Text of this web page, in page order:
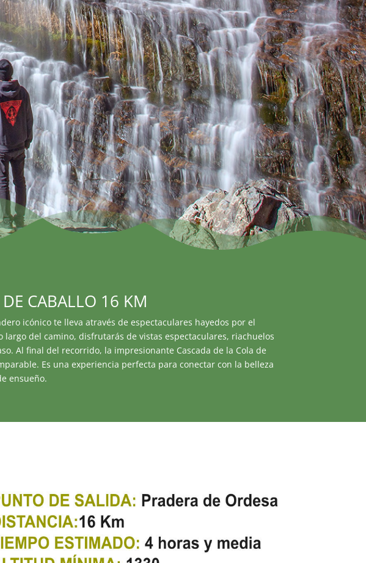
CABALLO 16 KM
icónico te lleva através de espectaculares hayedos por el
del camino, disfrutarás de vistas espectaculares, riachuelos
Al final del recorrido, la impresionante Cascada de la Cola de
Es una experiencia perfecta para conectar con la belleza
ensueño.